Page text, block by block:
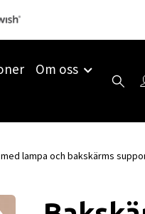
Om oss
lampa och bakskärms